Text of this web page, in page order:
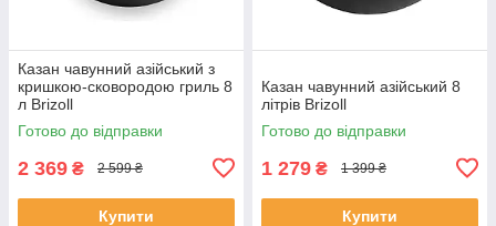
Казан чавунний азійський з
кришкою-сковородою гриль 8
л Brizoll
Готово до відправки
2 369 ₴ 2 599 ₴
Купити
Казан чавунний азійський 8
літрів Brizoll
Готово до відправки
1 279 ₴ 1 399 ₴
Купити